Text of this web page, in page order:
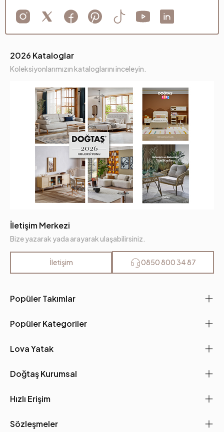
Popüler Takımlar
Popüler Kategoriler
Lova Yatak
Doğtaş Kurumsal
Hızlı Erişim
Sözleşmeler
2026 Kataloglar
Koleksiyonlarımızın kataloglarını inceleyin.
İletişim Merkezi
Bize yazarak yada arayarak ulaşabilirsiniz.
İletişim 0850 800 34 87